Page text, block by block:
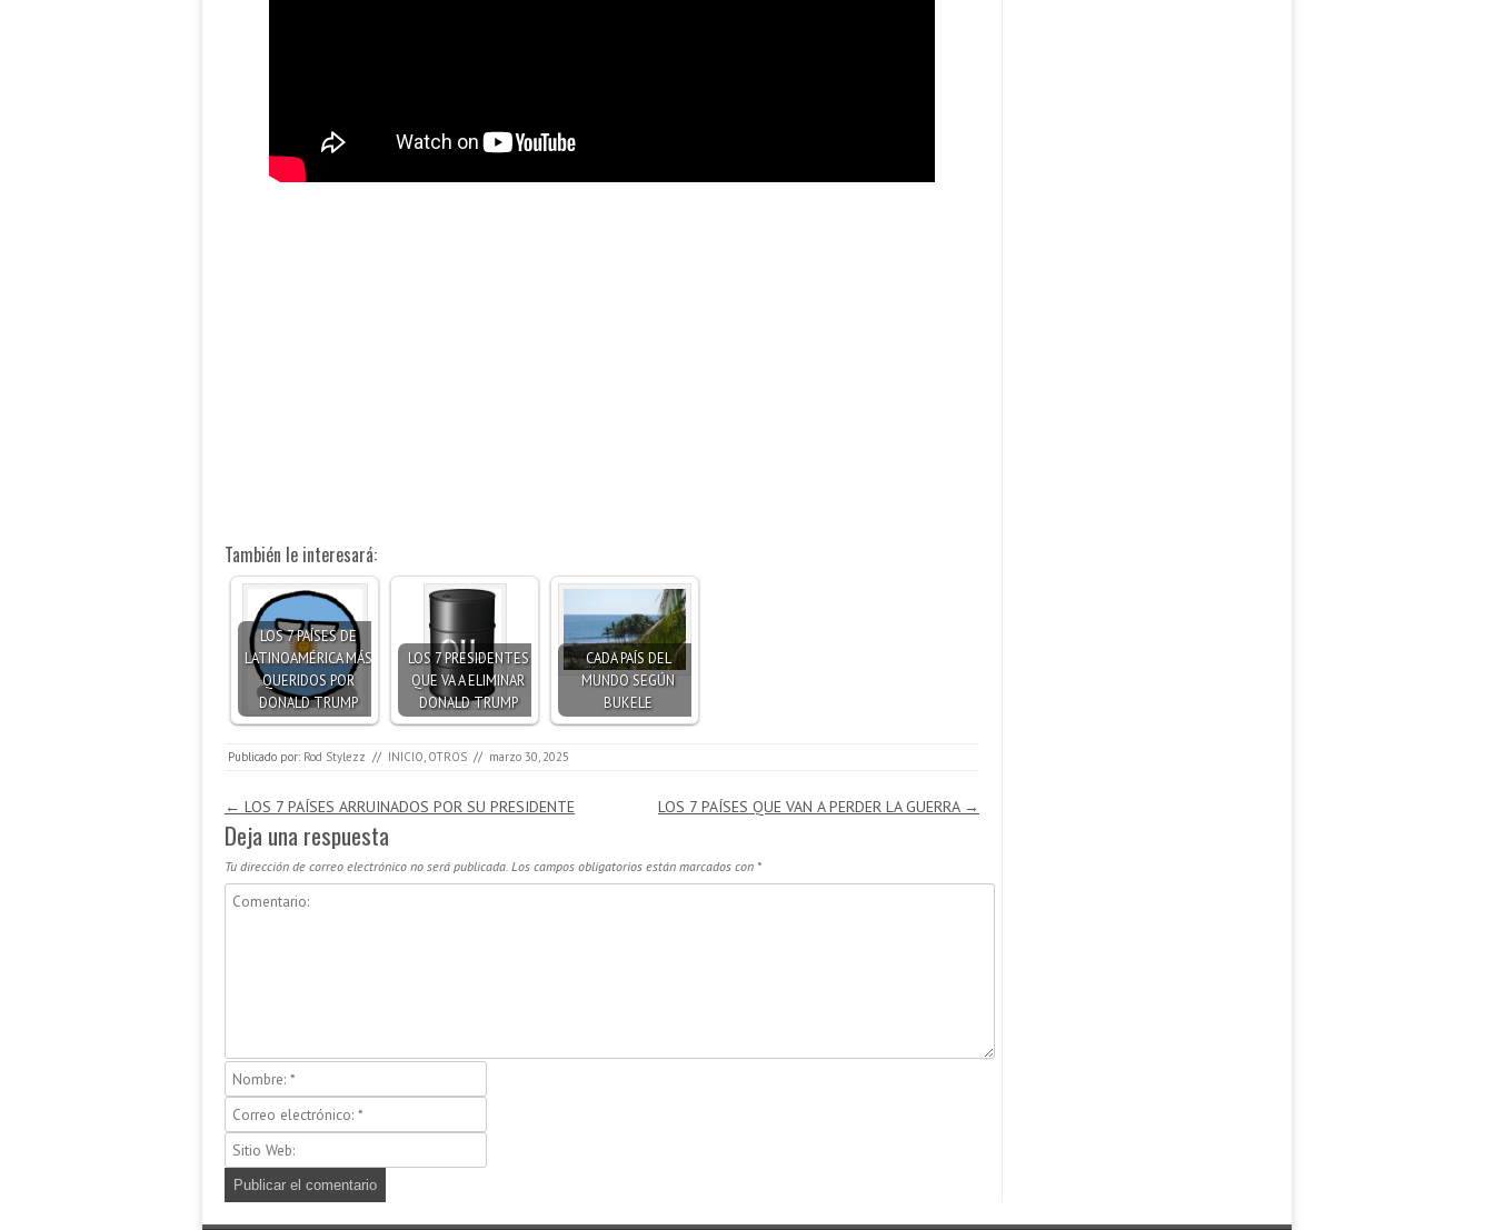
También le interesará:
LOS 7 PAÍSES DE
LATINOAMÉRICA MÁS
QUERIDOS POR
DONALD TRUMP
LOS 7 PRESIDENTES
QUE VA A ELIMINAR
DONALD TRUMP
CADA PAÍS DEL
MUNDO SEGÚN
BUKELE
Publicado por: Rod Stylezz // INICIO OTROS // marzo 30, 2025
Navegación de entradas
← LOS 7 PAÍSES ARRUINADOS POR SU PRESIDENTE LOS 7 PAÍSES QUE VAN A PERDER LA GUERRA →
Deja una respuesta
Tu dirección de correo electrónico no será publicada. Los campos obligatorios están marcados con *